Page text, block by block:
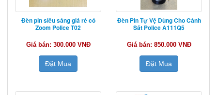
Đèn pin siêu sáng giá rẻ có
Zoom Police T02
Giá bán: 300.000 VNĐ
Đặt Mua
Đèn Pin Tự Vệ Dùng Cho Cảnh
Sát Police A111Q5
Giá bán: 850.000 VNĐ
Đặt Mua